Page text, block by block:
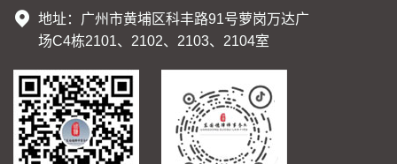
地址：广州市黄埔区科丰路91号萝岗万达广
场C4栋2101、2102、2103、2104室